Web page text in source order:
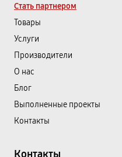
Стать партнером
Товары
Услуги
Производители
О нас
Блог
Выполненные проекты
Контакты
Контакты